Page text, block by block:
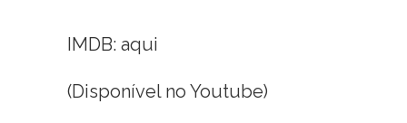
IMDB: aqui
(Disponível no Youtube)